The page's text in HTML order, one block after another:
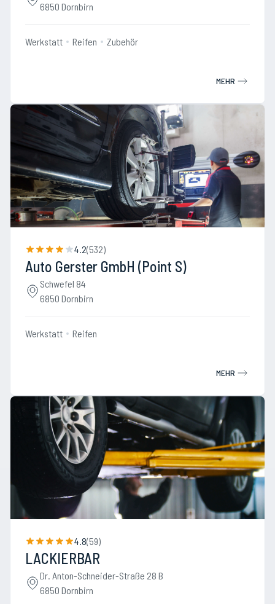
6850 Dornbirn
Werkstatt Reifen Zubehör
MEHR
4.2(532)
Auto Gerster GmbH (Point S)
Schwefel 84
6850 Dornbirn
Werkstatt Reifen
MEHR
4.8(59)
LACKIERBAR
Dr. Anton-Schneider-Straße 28 B
6850 Dornbirn